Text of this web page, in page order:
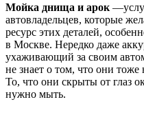
Мойка днища и арок
автовладельцев, которые
ресурс этих деталей,
в Москве. Нередко даже
ухаживающий за своим
не знает о том, что они
То, что они скрыты от глаз
нужно мыть.